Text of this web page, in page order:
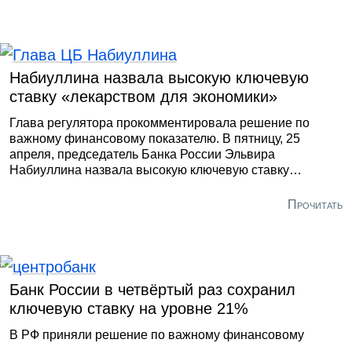
людях с дипломами, а в полноценных специалистах,
готовых сходу включиться в производственный процесс.
Набиуллина назвала высокую ключевую
ставку «лекарством для экономики»
Глава регулятора прокомментировала решение по
важному финансовому показателю. В пятницу, 25
апреля, председатель Банка России Эльвира
Набиуллина назвала высокую ключевую ставку
выступила по итогам заседания Совета директоров ЦБ.
будущем», — отметила она.
Прочитать
Банк России в четвёртый раз сохранил
ключевую ставку на уровне 21%
В РФ приняли решение по важному финансовому